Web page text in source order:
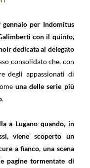
gennaio per Indomitus
con il quinto,
dedicata al delegato
consolidato che, con
degli appassionati di
una delle serie più
.
a Lugano quando, in
viene scoperto un
a fianco, una scena
pagine tormentate di